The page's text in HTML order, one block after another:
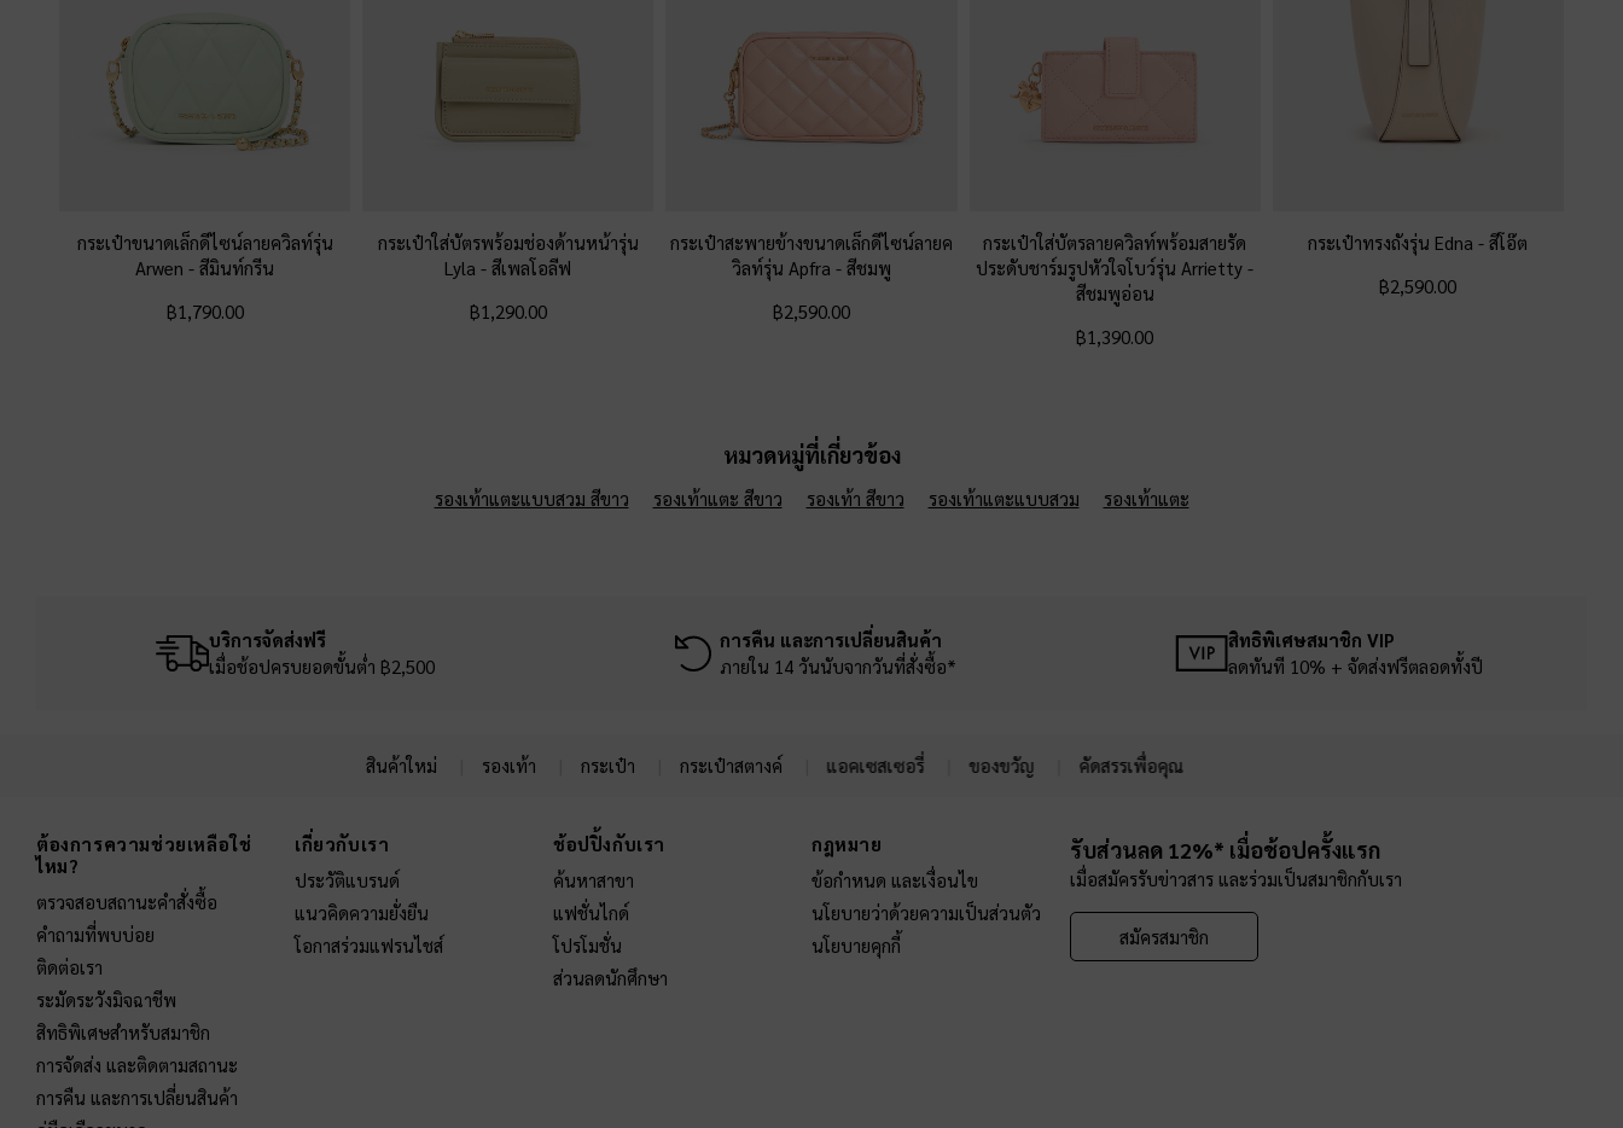
กระเป๋าขนาดเล็กดีไซน์ลายควิลท์รุ่น
Arwen-สีมินท์กรีน
฿1,790.00
กระเป๋าใส่บัตรพร้อมช่องด้านหน้ารุ่น
Lyla-สีเพลโอลีฟ
฿1,290.00
กระเป๋าสะพายข้างขนาดเล็กดีไซน์ลายค
วิลท์รุ่น Apfra - สีชมพู
฿2,590.00
กระเป๋าใส่บัตรลายควิลท์พร้อมสายรัด
ประดับชาร์มรูปหัวใจโบว์รุ่น Arrietty-
สีชมพูอ่อน
฿1,390.00
กระเป๋าทรงถังรุ่น Edna-สีโอ๊ต
฿2,590.00
หมวดหมู่ที่เกี่ยวข้อง
รองเท้าแตะแบบสวม สีขาว รองเท้าแตะ สีขาว รองเท้า สีขาว รองเท้าแตะแบบสวม รองเท้าแตะ
บริการจัดส่งฟรี
เมื่อช้อปครบยอดขั้นต่ำ ฿2,500
การคืน และการเปลี่ยนสินค้า
ภายใน 14 วันนับจากวันที่สั่งซื้อ*
สิทธิพิเศษสมาชิก VIP
ลดทันที 10% + จัดส่งฟรีตลอดทั้งปี
สินค้าใหม่ รองเท้า กระเป๋า กระเป๋าสตางค์ แอคเซสเซอรี่ ของขวัญ คัดสรรเพื่อคุณ
ต้องการความช่วยเหลือใช่
ไหม?
ตรวจสอบสถานะคำสั่งซื้อ
คำถามที่พบบ่อย
ติดต่อเรา
ระมัดระวังมิจฉาชีพ
สิทธิพิเศษสำหรับสมาชิก
การจัดส่ง และติดตามสถานะ
การคืน และการเปลี่ยนสินค้า
เกี่ยวกับเรา
ประวัติแบรนด์
แนวคิดความยั่งยืน
โอกาสร่วมแฟรนไชส์
ช้อปปิ้งกับเรา
ค้นหาสาขา
แฟชั่นไกด์
โปรโมชั่น
ส่วนลดนักศึกษา
กฎหมาย
ข้อกำหนด และเงื่อนไข
นโยบายว่าด้วยความเป็นส่วนตัว
นโยบายคุกกี้
รับส่วนลด 12%* เมื่อช้อปครั้งแรก
เมื่อสมัครรับข่าวสาร และร่วมเป็นสมาชิกกับเรา
สมัครสมาชิก